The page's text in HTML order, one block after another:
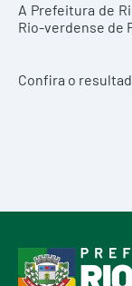
A Prefeitura de
Rio-verdense de
Confira o